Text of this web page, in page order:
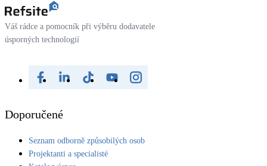
Zelená střecha NEW
Vegetační střechy
Větrné elektrárny NEW
Váš rádce a pomocník při výběru dodavatele
úsporných technologií
Doporučené
Seznam odborně způsobilých osob
Projektanti a specialisté